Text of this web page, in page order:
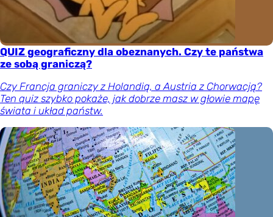
QUIZ geograficzny dla obeznanych. Czy te państwa
ze sobą graniczą?
Czy Francja graniczy z Holandią, a Austria z Chorwacją?
Ten quiz szybko pokaże, jak dobrze masz w głowie mapę
świata i układ państw.